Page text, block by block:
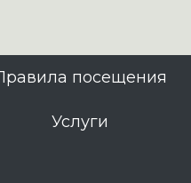
посещения
Услуги